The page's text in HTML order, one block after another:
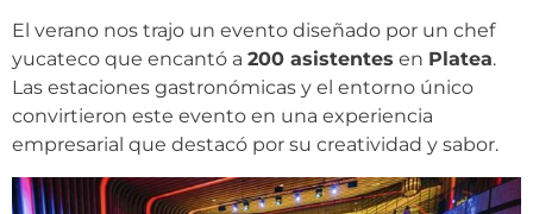
El verano nos trajo un evento diseñado por un chef
yucateco que encantó a 200 asistentes en Platea.
Las estaciones gastronómicas y el entorno único
convirtieron este evento en una experiencia
empresarial que destacó por su creatividad y sabor.